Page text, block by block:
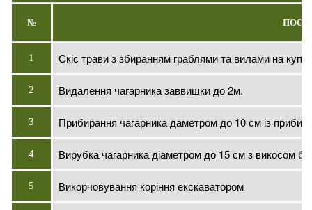
№
1 Скіс трави з збиранням граблями та вилами на купи
2 Видалення чагарника заввишки до 2м.
3 Прибирання чагарника даметром до 10 см із
4 Вирубка чагарника діаметром до 15 см з викосом
5 Викорчовування коріння екскаватором